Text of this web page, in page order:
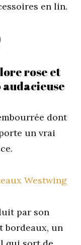
en lin.
rose et
dont
un vrai
par son
bordeaux, un